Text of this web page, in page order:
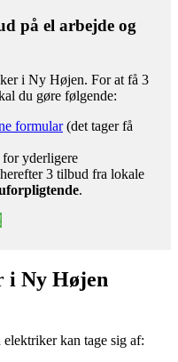
på el arbejde og
i Ny Højen. For at få 3
du gøre følgende:
formular(det tager få
yderligere
3 tilbud fra lokale
.
i Ny Højen
kan tage sig af: